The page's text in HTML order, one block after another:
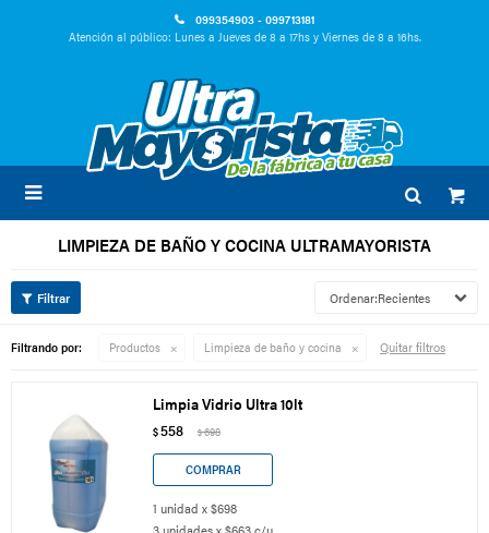
099354903 - 099713181
Atención al público: Lunes a Jueves de 8 a 17hs y Viernes de 8 a 16hs.

LIMPIEZA DE BAÑO Y COCINA ULTRAMAYORISTA
Recientes
Filtrando por: Productos Limpieza de baño y cocina Quitar filtros
Limpia Vidrio Ultra 10lt
$558 $698
1 unidad x $698